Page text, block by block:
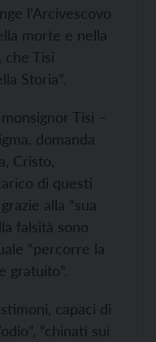
l’Arcivescovo
morte e nella
che Tisi
Storia”.
Tisi –
domanda
Cristo,
di questi
alla “sua
falsità sono
“percorre la
gratuito”.
capaci di
“chinati sui